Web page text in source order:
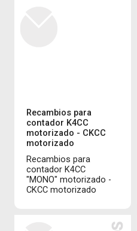
Recambios para
contador K4CC
motorizado - CKCC
motorizado
Recambios para
contador K4CC
"MONO" motorizado -
CKCC motorizado